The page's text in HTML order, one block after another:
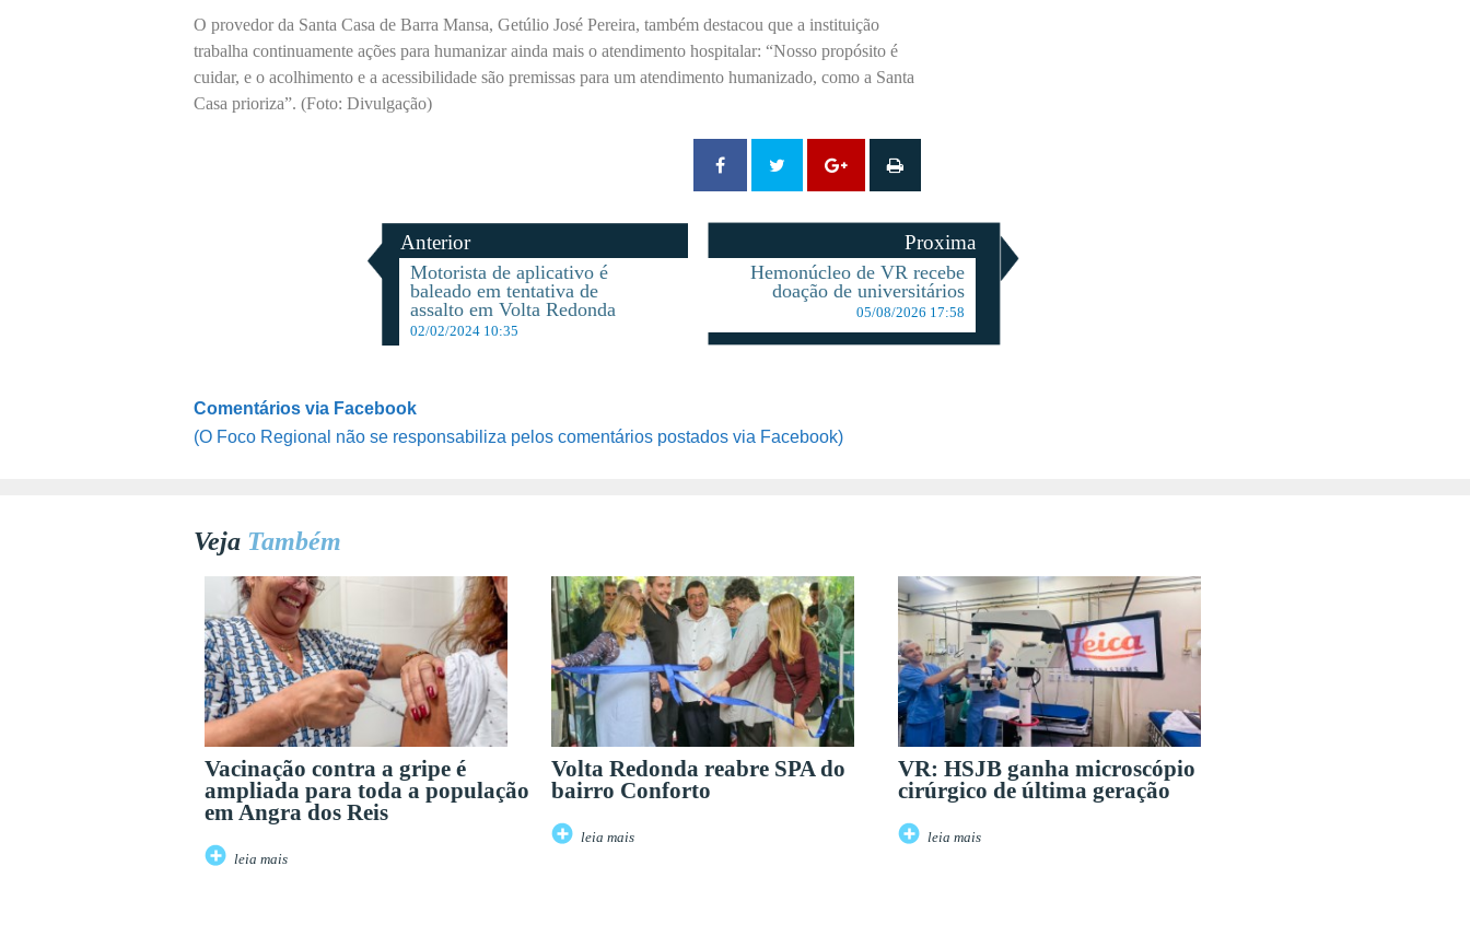
O provedor da Santa Casa de Barra Mansa, Getúlio José Pereira, também destacou que a instituição
trabalha continuamente ações para humanizar ainda mais o atendimento hospitalar: “Nosso propósito é
cuidar, e o acolhimento e a acessibilidade são premissas para um atendimento humanizado, como a Santa
Casa prioriza”. (Foto: Divulgação)
Anterior
Motorista de aplicativo é
baleado em tentativa de
assalto em Volta Redonda
02/02/2024 10:35
Proxima
Hemonúcleo de VR recebe
doação de universitários
05/08/2026 17:58
Comentários via Facebook
(O Foco Regional não se responsabiliza pelos comentários postados via Facebook)
Veja Também
Vacinação contra a gripe é
ampliada para toda a população
em Angra dos Reis
leia mais
Volta Redonda reabre SPA do
bairro Conforto
leia mais
VR: HSJB ganha microscópio
cirúrgico de última geração
leia mais